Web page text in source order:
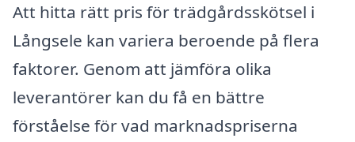
Att hitta rätt pris för trädgårdsskötsel i
Långsele kan variera beroende på flera
faktorer. Genom att jämföra olika
leverantörer kan du få en bättre
förståelse för vad marknadspriserna